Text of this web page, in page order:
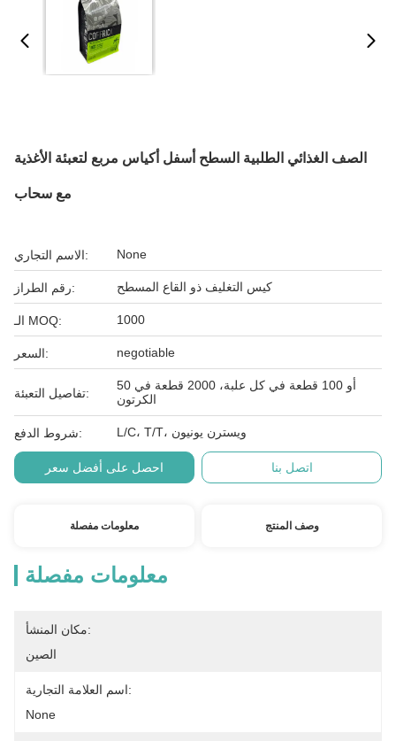
الصف الغذائي الطلبية السطح أسفل أكياس مربع لتعبئة الأغذية
مع سحاب
الاسم التجاري: None
رقم الطراز: كيس التغليف ذو القاع المسطح
الـ MOQ: 1000
السعر: negotiable
تفاصيل التعبئة:
50 أو 100 قطعة في كل علبة، 2000 قطعة في
الكرتون
شروط الدفع: L/C، T/T، ويسترن يونيون
احصل على أفضل سعر اتصل بنا
معلومات مفصلة وصف المنتج
معلومات مفصلة
مكان المنشأ:
الصين
اسم العلامة التجارية:
None